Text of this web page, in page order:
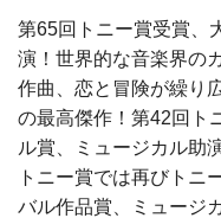
第65回トニー賞受賞、
演！世界的な音楽界の
作曲、恋と冒険が繰り
の最高傑作！第42回ト
ル賞、ミュージカル助
トニー賞では再びトニ
バル作品賞、ミュージ